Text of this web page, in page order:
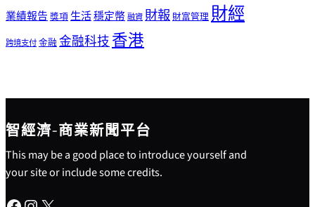
業績報告 獎項生活穩定幣融資 財報 財富管理 財經
跨境支付金融 金融科技 香港
智經濟-商業新聞平台
This may be a good place to introduce yourself and
your site or include some credits.